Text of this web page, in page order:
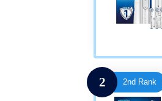
2 2nd Rank